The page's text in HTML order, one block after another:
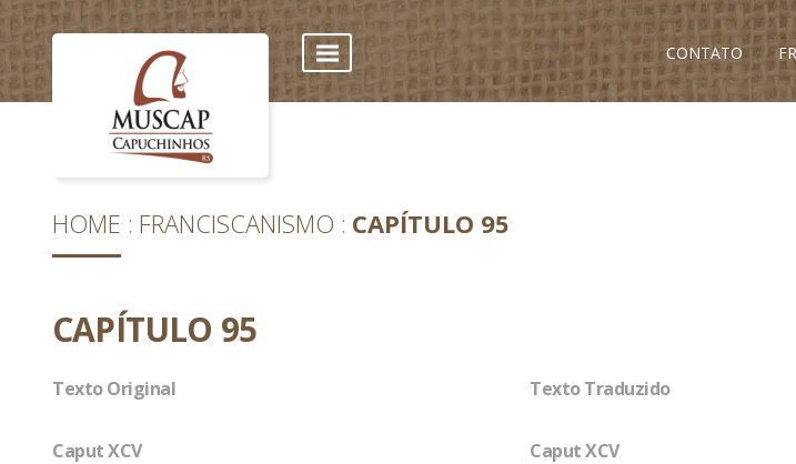
CONTATO
HOME FRANCISCANISMO CAPÍTULO 95
CAPÍTULO 95
Texto Original
Caput XCV
Texto Traduzido
Caput XCV